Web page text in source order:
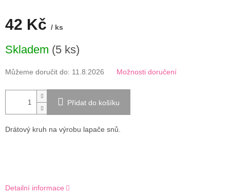
42 Kč / ks
cena:
Skladem (5 ks)
Můžeme doručit do: 11.8.2026 Možnosti doručení
Přidat do košíku
Drátový kruh na výrobu lapače snů.
Detailní informace